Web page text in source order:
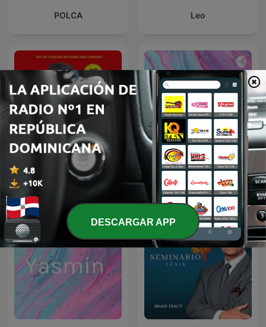
POLCA Leo
Piense y hágase rico
(Napoleon Hill)
DESCARGAR APP